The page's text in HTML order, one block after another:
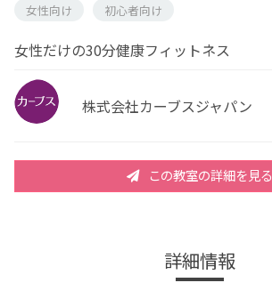
女性向け
初心者向け
女性だけの30分健康フィットネス
株式会社カーブスジャパン
この教室の詳細を見る
詳細情報